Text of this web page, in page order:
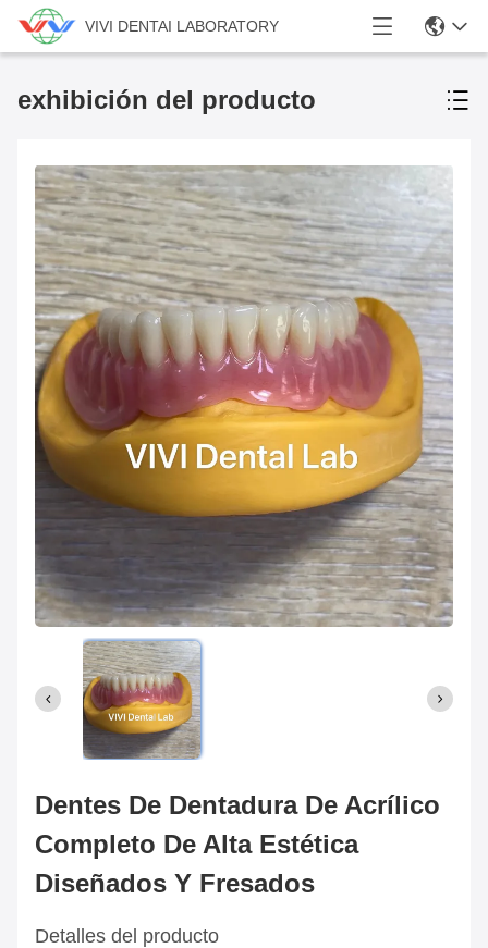
VIVI DENTAI LABORATORY
exhibición del producto
Dentes De Dentadura De Acrílico
Completo De Alta Estética
Diseñados Y Fresados
Detalles del producto